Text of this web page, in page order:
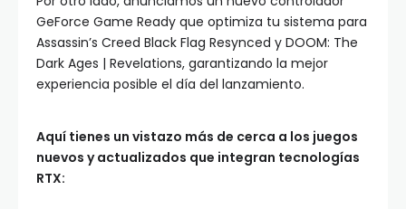
GeForce Game Ready que optimiza tu sistema para
Assassin’s Creed Black Flag Resynced y DOOM: The
Dark Ages | Revelations, garantizando la mejor
experiencia posible el día del lanzamiento.
Aquí tienes un vistazo más de cerca a los juegos
nuevos y actualizados que integran tecnologías
RTX: